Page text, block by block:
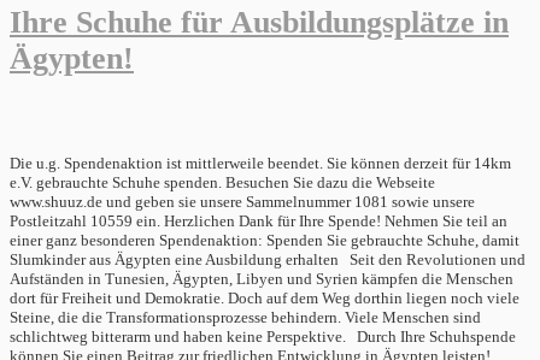
Ihre Schuhe für Ausbildungsplätze in
Ägypten!
Die u.g. Spendenaktion ist mittlerweile beendet. Sie können derzeit für 14km
e.V. gebrauchte Schuhe spenden. Besuchen Sie dazu die Webseite
www.shuuz.de und geben sie unsere Sammelnummer 1081 sowie unsere
Postleitzahl 10559 ein. Herzlichen Dank für Ihre Spende! Nehmen Sie teil an
einer ganz besonderen Spendenaktion: Spenden Sie gebrauchte Schuhe, damit
Slumkinder aus Ägypten eine Ausbildung erhalten Seit den Revolutionen und
Aufständen in Tunesien, Ägypten, Libyen und Syrien kämpfen die Menschen
dort für Freiheit und Demokratie. Doch auf dem Weg dorthin liegen noch viele
Steine, die die Transformationsprozesse behindern. Viele Menschen sind
schlichtweg bitterarm und haben keine Perspektive. Durch Ihre Schuhspende
können Sie einen Beitrag zur friedlichen Entwicklung in Ägypten leisten!